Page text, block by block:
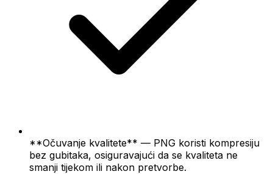
**Očuvanje kvalitete** — PNG koristi kompresiju
bez gubitaka, osiguravajući da se kvaliteta ne
smanji tijekom ili nakon pretvorbe.